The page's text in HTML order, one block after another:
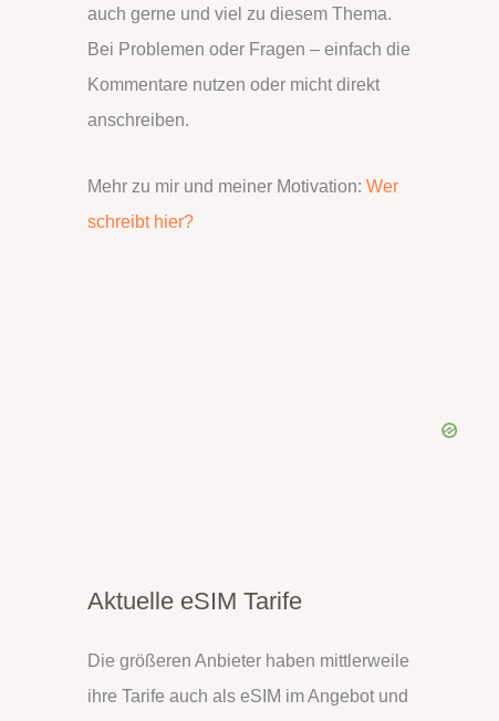
auch gerne und viel zu diesem Thema.
Bei Problemen oder Fragen – einfach die
Kommentare nutzen oder micht direkt
anschreiben.
Mehr zu mir und meiner Motivation: Wer
schreibt hier?
Aktuelle eSIM Tarife
Die größeren Anbieter haben mittlerweile
ihre Tarife auch als eSIM im Angebot und